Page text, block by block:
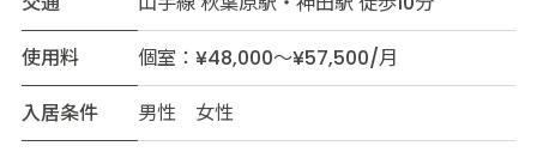
使用料
個室：¥48,000～¥57,500/月
入居条件
男性 女性